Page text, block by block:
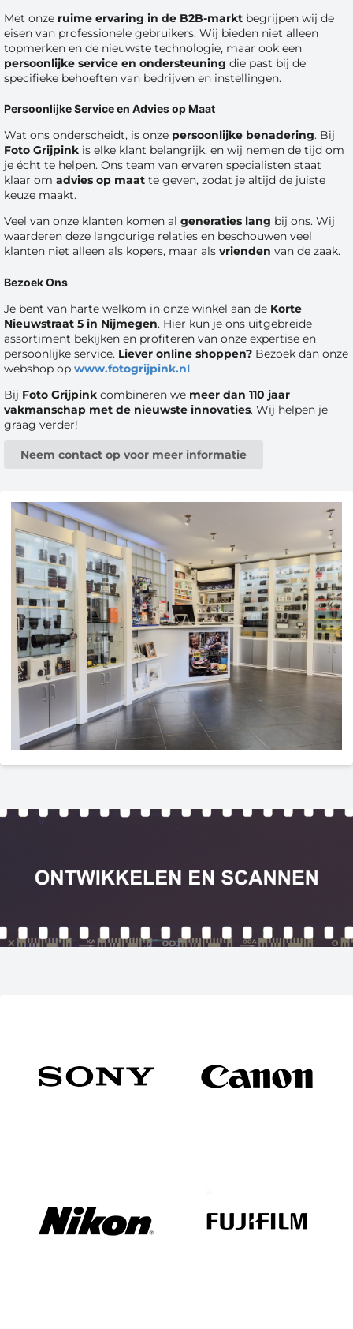
Met onze ruime ervaring in de B2B-markt begrijpen wij de
eisen van professionele gebruikers. Wij bieden niet alleen
topmerken en de nieuwste technologie, maar ook een
persoonlijke service en ondersteuning die past bij de
specifieke behoeften van bedrijven en instellingen.
Persoonlijke Service en Advies op Maat
Wat ons onderscheidt, is onze persoonlijke benadering. Bij
Foto Grijpink is elke klant belangrijk, en wij nemen de tijd om
je écht te helpen. Ons team van ervaren specialisten staat
klaar om advies op maat te geven, zodat je altijd de juiste
keuze maakt.
Veel van onze klanten komen al generaties lang bij ons. Wij
waarderen deze langdurige relaties en beschouwen veel
klanten niet alleen als kopers, maar als vrienden van de zaak.
Bezoek Ons
Je bent van harte welkom in onze winkel aan de Korte
Nieuwstraat 5 in Nijmegen. Hier kun je ons uitgebreide
assortiment bekijken en profiteren van onze expertise en
persoonlijke service. Liever online shoppen? Bezoek dan onze
webshop op www.fotogrijpink.nl.
Bij Foto Grijpink combineren we meer dan 110 jaar
vakmanschap met de nieuwste innovaties. Wij helpen je
graag verder!
Neem contact op voor meer informatie